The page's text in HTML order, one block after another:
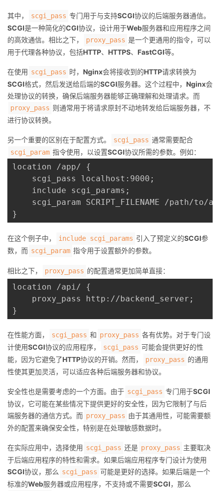
其中， scgi_pass 专门用于与支持SCGI协议的后端服务器通信。
SCGI是一种简化的CGI协议，设计用于Web服务器和应用程序之间
的高效通信。相比之下，
proxy_pass 是一个更通用的指令，可以
用于代理各种协议，包括HTTP、 HTTPS、 FastCGI等。
在使用 scgi_pass 时， Nginx会将接收到的HTTP请求转换为
SCGI格式，然后发送给后端的SCGI服务器。这个过程中， Nginx会
处理协议的转换，确保后端服务器能够正确理解和处理请求。而
proxy_pass 则通常用于将请求原封不动地转发给后端服务器，不
进行协议转换。
另一个重要的区别在于配置方式。 scgi_pass 通常需要配合
scgi_param 指令使用，以设置SCGI协议所需的参数。例如：
location /app/ {
    scgi_pass localhost:9000;
    include scgi_params;
scgi_param SCRIPT_FILENAME /path/to/
在这个例子中， include scgi_params 引入了预定义的SCGI参
数，而 scgi_param 指令用于设置额外的参数。
相比之下， proxy_pass 的配置通常更加简单直接：
location /api/ {
    proxy_pass http://backend_server;
在性能方面， scgi_pass 和 proxy_pass 各有优势。对于专门设
计使用SCGI协议的应用程序， scgi_pass 可能会提供更好的性
能，因为它避免了HTTP协议的开销。然而， proxy_pass 的通用
性使其更加灵活，可以适应各种后端服务器和协议。
安全性也是需要考虑的一个方面。由于 scgi_pass 专门用于SCGI
协议，它可能在某些情况下提供更好的安全性，因为它限制了与后
端服务器的通信方式。而 proxy_pass 由于其通用性，可能需要额
外的配置来确保安全性，特别是在处理敏感数据时。
在实际应用中，选择使用 scgi_pass 还是 proxy_pass 主要取决
于后端应用程序的特性和需求。如果后端应用程序专门设计为使用
SCGI协议，那么 scgi_pass 可能是更好的选择。如果后端是一个
标准的Web服务器或应用程序，不支持或不需要SCGI，那么